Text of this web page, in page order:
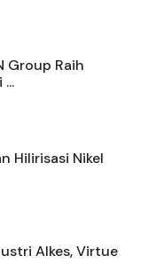
Group Raih
Hilirisasi Nikel
Alkes, Virtue